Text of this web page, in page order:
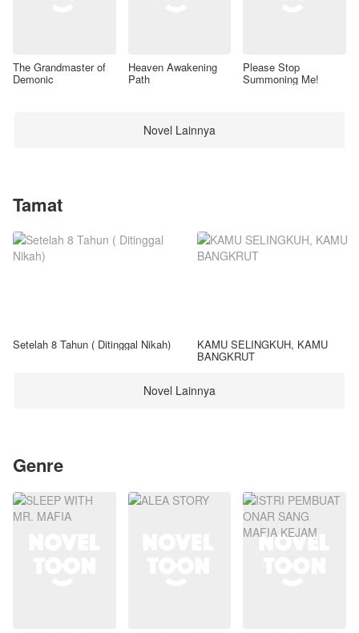
The Grandmaster of
Demonic
Heaven Awakening
Path
Please Stop
Summoning Me!
Novel Lainnya
Tamat
Setelah 8 Tahun ( Ditinggal Nikah) KAMU SELINGKUH, KAMU
BANGKRUT
Novel Lainnya
Genre